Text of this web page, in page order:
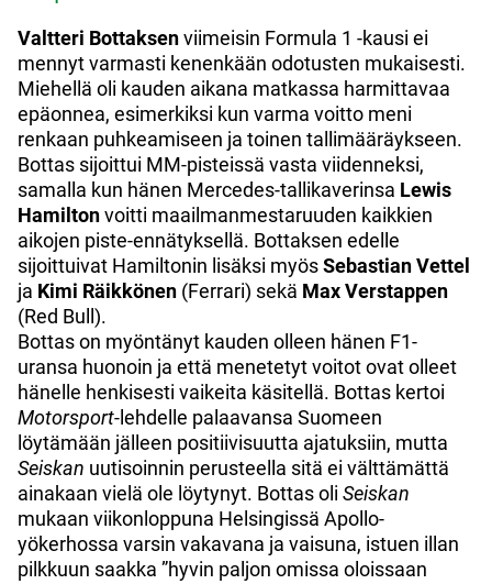
Valtteri Bottaksenviimeisin Formula 1 -kausi ei
mennyt varmasti kenenkään odotusten mukaisesti.
Miehellä oli kauden aikana matkassa harmittavaa
epäonnea, esimerkiksi kun varma voitto meni
renkaan puhkeamiseen ja toinen tallimääräykseen.
Bottas sijoittui MM-pisteissä vasta viidenneksi,
samalla kun hänen Mercedes-tallikaverinsa Lewis
Hamiltonvoitti maailmanmestaruuden kaikkien
aikojen piste-ennätyksellä. Bottaksen edelle
sijoittuivat Hamiltonin lisäksi myösSebastian Vettel
ja Kimi Räikkönen (Ferrari) sekä Max Verstappen
(Red Bull).
Bottas on myöntänyt kauden olleen hänen F1-
uransa huonoin ja että menetetyt voitot ovat olleet
hänelle henkisesti vaikeita käsitellä. Bottas kertoi
Motorsport-lehdelle palaavansa Suomeen
löytämään jälleen positiivisuutta ajatuksiin, mutta
Seiskan uutisoinnin perusteella sitä ei välttämättä
ainakaan vielä ole löytynyt. Bottas oli Seiskan
mukaan viikonloppuna Helsingissä Apollo-
yökerhossa varsin vakavana ja vaisuna, istuen illan
pilkkuun saakka ”hyvin paljon omissa oloissaan